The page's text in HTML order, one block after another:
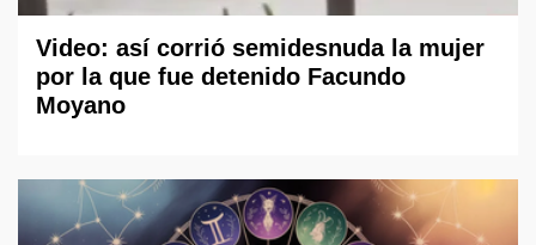
Video: así corrió semidesnuda la mujer
por la que fue detenido Facundo
Moyano